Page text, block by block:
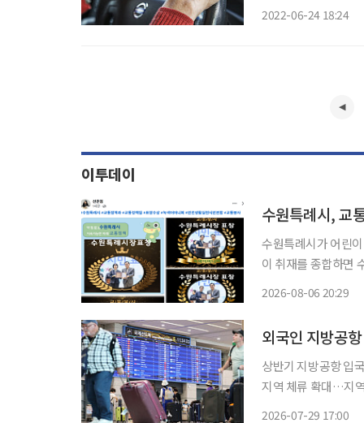
2022-06-24 18:24
이투데이
수원특례시, 교
수원특례시가 어린이
이 취재를 종합하면
2026-08-06 20:29
상반기 지방공항 입
지역 체류 확대…지역경제 연결이 새 과제
2026-07-29 17:00